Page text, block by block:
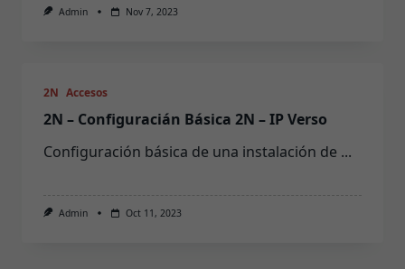
Admin Nov 7, 2023
2N Accesos
2N – Configuracián Básica 2N – IP Verso
Configuración básica de una instalación de ...
Admin Oct 11, 2023